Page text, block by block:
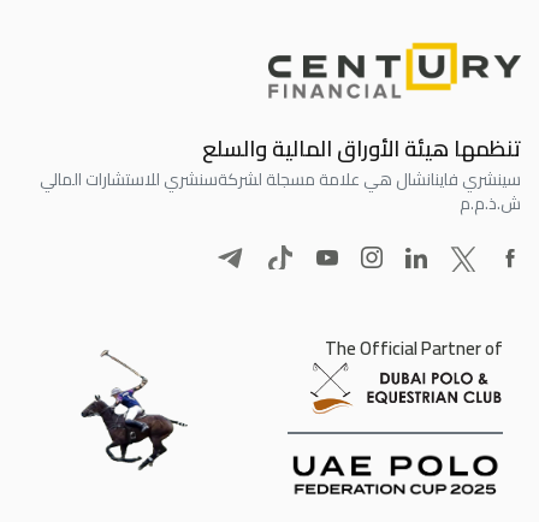
تنظمها هيئة الأوراق المالية والسلع
سينشري فاينانشال هي علامة مسجلة لشركةسنشري للاستشارات المالي
ش.ذ.م.م
The Official Partner of